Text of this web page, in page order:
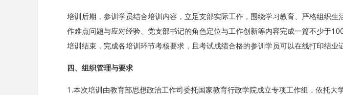
培训后期，参训学员结合培训内容，立足支部实际工作，围绕学习教育、严格组织
作难点问题与应对经验、党支部书记的角色定位与工作创新等内容完成一篇不少于
培训结束，完成各培训环节考核要求，且考试成绩合格的参训学员可以在线打印结业
四、组织管理与要求
1.本次培训由教育部思想政治工作司委托国家教育行政学院成立专项工作组，依托